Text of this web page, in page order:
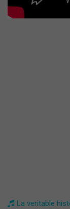
La veritable